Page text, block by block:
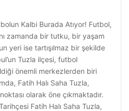
Kalbi Burada Atıyor! Futbol,
zamanda bir tutku, bir yaşam
yeri ise tartışılmaz bir şekilde
Tuzla ilçesi, futbol
önemli merkezlerden biri
Fatih Halı Saha Tuzla,
olarak öne çıkmaktadır.
Fatih Halı Saha Tuzla,